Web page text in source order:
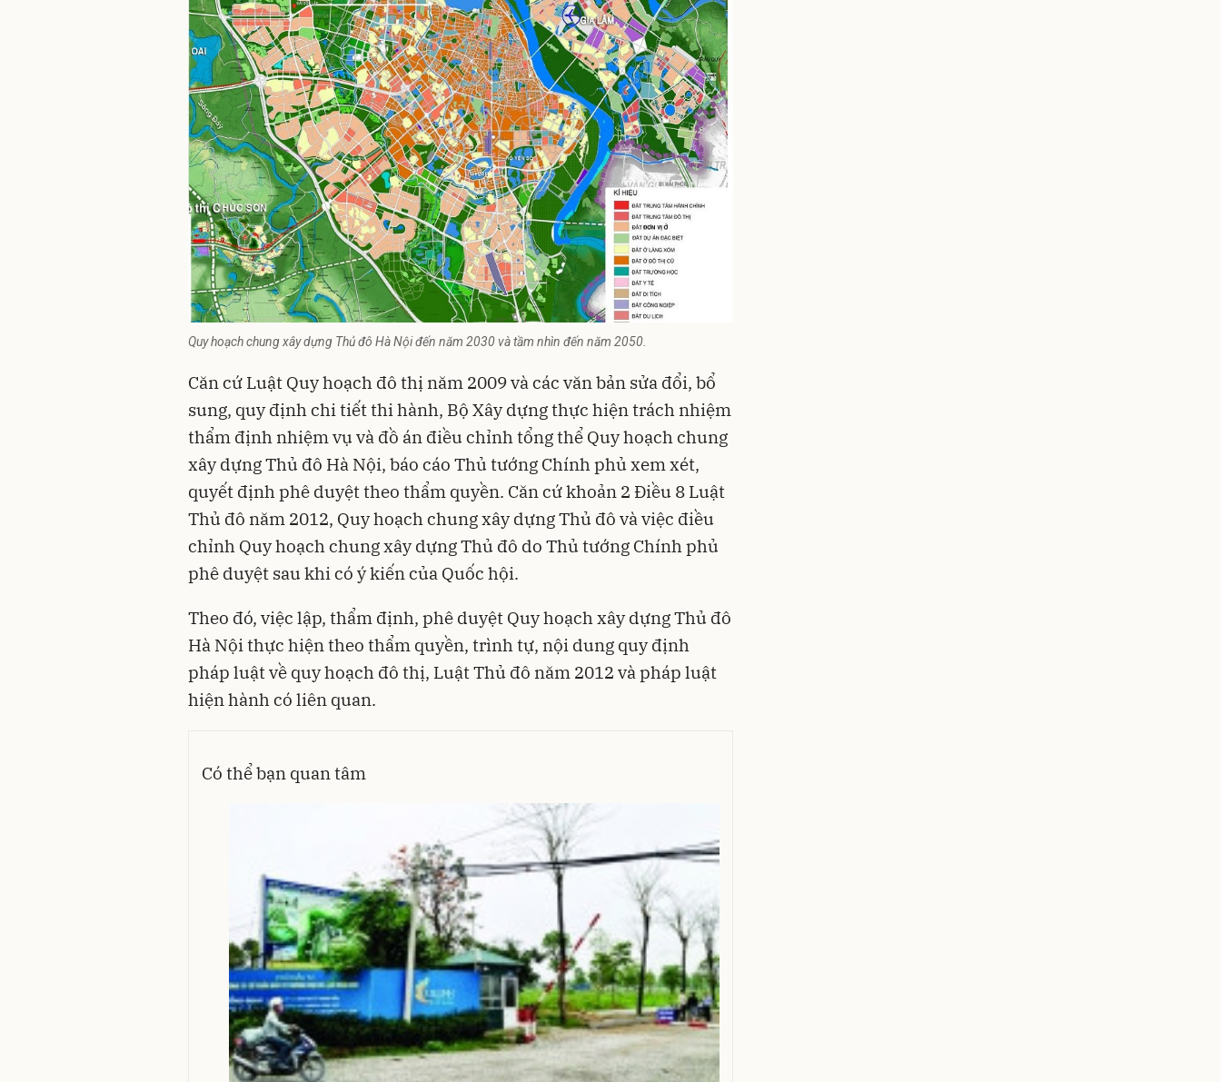
Quy hoạch chung xây dựng Thủ đô Hà Nội đến năm 2030 và tầm nhìn đến năm 2050.
Căn cứ Luật Quy hoạch đô thị năm 2009 và các văn bản sửa đổi, bổ
sung, quy định chi tiết thi hành, Bộ Xây dựng thực hiện trách nhiệm
thẩm định nhiệm vụ và đồ án điều chỉnh tổng thể Quy hoạch chung
xây dựng Thủ đô Hà Nội, báo cáo Thủ tướng Chính phủ xem xét,
quyết định phê duyệt theo thẩm quyền. Căn cứ khoản 2 Điều 8 Luật
Thủ đô năm 2012, Quy hoạch chung xây dựng Thủ đô và việc điều
chỉnh Quy hoạch chung xây dựng Thủ đô do Thủ tướng Chính phủ
phê duyệt sau khi có ý kiến của Quốc hội.
Theo đó, việc lập, thẩm định, phê duyệt Quy hoạch xây dựng Thủ đô
Hà Nội thực hiện theo thẩm quyền, trình tự, nội dung quy định
pháp luật về quy hoạch đô thị, Luật Thủ đô năm 2012 và pháp luật
hiện hành có liên quan.
Có thể bạn quan tâm